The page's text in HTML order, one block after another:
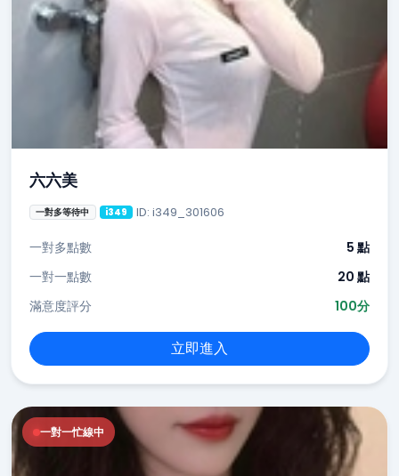
六六美
一對多等待中 i349 ID: i349_301606
一對多點數
5 點
一對一點數
20 點
滿意度評分
100分
立即進入
一對一忙線中